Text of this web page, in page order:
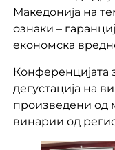
Македонија на
ознаки –
економска
Конференцијата
дегустација на
произведени од
винарии од